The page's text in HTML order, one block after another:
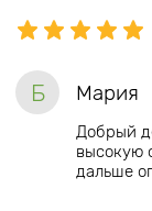
Б Мария
Добрый
высокую
дальше